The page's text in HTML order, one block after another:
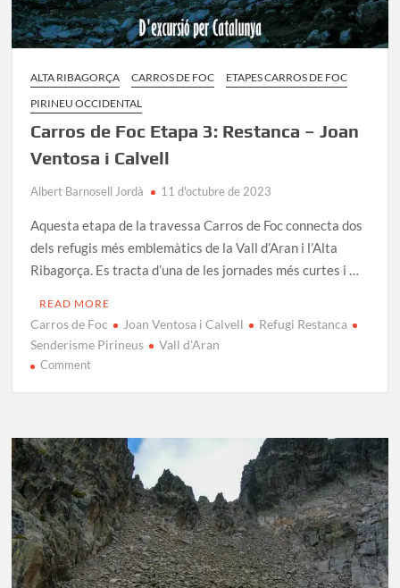
ALTA RIBAGORÇA CARROS DE FOC
ETAPES CARROS DE FOC
PIRINEU OCCIDENTAL
Carros de Foc Etapa 3: Restanca – Joan
Ventosa i Calvell
Albert Barnosell Jordà 11 d'octubre de 2023
Aquesta etapa de la travessa Carros de Foc connecta dos
dels refugis més emblemàtics de la Vall d’Aran i l’Alta
Ribagorça. Es tracta d’una de les jornades més curtes i …
READ MORE
Carros de Foc Joan Ventosa i Calvell
Refugi Restanca
Senderisme Pirineus
Vall d'Aran
Commenton
Etapa
3:
Restanca
–
Joan
Ventosa
i
Calvell